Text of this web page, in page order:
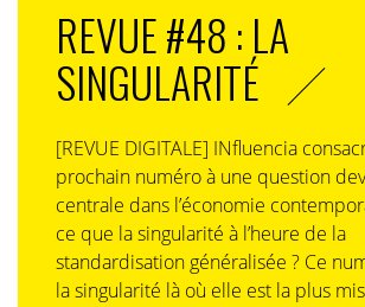
REVUE #48 : LA
SINGULARITÉ
[REVUE DIGITALE] INfluencia
prochain numéro à une question
centrale dans l’économie
ce que la singularité à l’heure de la
standardisation généralisée ? Ce
la singularité là où elle est la plus